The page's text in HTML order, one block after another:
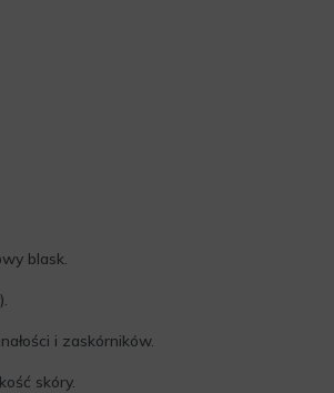
blask.
i zaskórników.
skóry.